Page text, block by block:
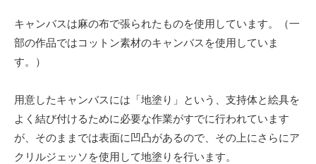
キャンバスは麻の布で張られたものを使用しています。（一
部の作品ではコットン素材のキャンバスを使用していま
す。）
用意したキャンバスには「地塗り」という、支持体と絵具を
よく結び付けるために必要な作業がすでに行われています
が、そのままでは表面に凹凸があるので、その上にさらにア
クリルジェッソを使用して地塗りを行います。